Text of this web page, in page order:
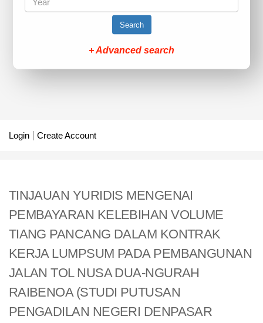
Search
+ Advanced search
Login Create Account
TINJAUAN YURIDIS MENGENAI
PEMBAYARAN KELEBIHAN VOLUME
TIANG PANCANG DALAM KONTRAK
KERJA LUMPSUM PADA PEMBANGUNAN
JALAN TOL NUSA DUA-NGURAH
RAIBENOA (STUDI PUTUSAN
PENGADILAN NEGERI DENPASAR